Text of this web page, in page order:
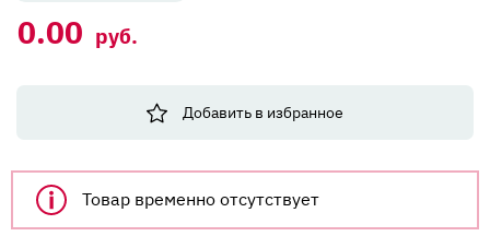
0.00 руб.
Добавить в избранное
Товар временно отсутствует